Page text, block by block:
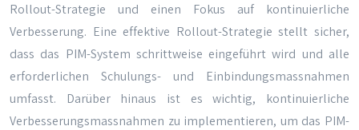
Rollout-Strategie und einen Fokus auf kontinuierliche
Verbesserung. Eine effektive Rollout-Strategie stellt sicher,
dass das PIM-System schrittweise eingeführt wird und alle
erforderlichen Schulungs- und Einbindungsmassnahmen
umfasst. Darüber hinaus ist es wichtig, kontinuierliche
Verbesserungsmassnahmen zu implementieren, um das PIM-